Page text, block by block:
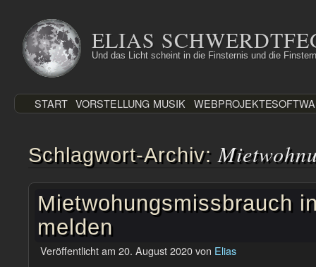
Inhalt
springen
ELIAS
Und das Licht scheint in die Finsternis und die
START VORSTELLUNG MUSIK WEBPROJEKTE
Schlagwort-Archiv:
Mietwohungsmissbrauch
melden
Veröffentlicht am 20. August 2020von Elias